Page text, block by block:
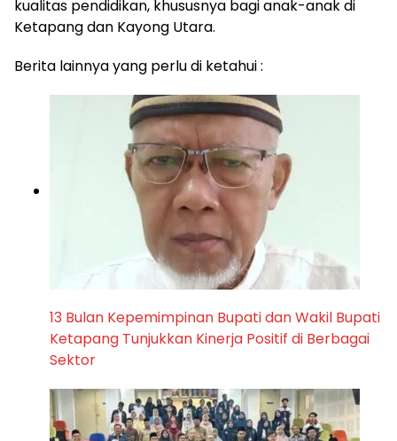
kualitas pendidikan, khususnya bagi anak-anak di
Ketapang dan Kayong Utara.
Berita lainnya yang perlu di ketahui :
13 Bulan Kepemimpinan Bupati dan Wakil Bupati
Ketapang Tunjukkan Kinerja Positif di Berbagai
Sektor